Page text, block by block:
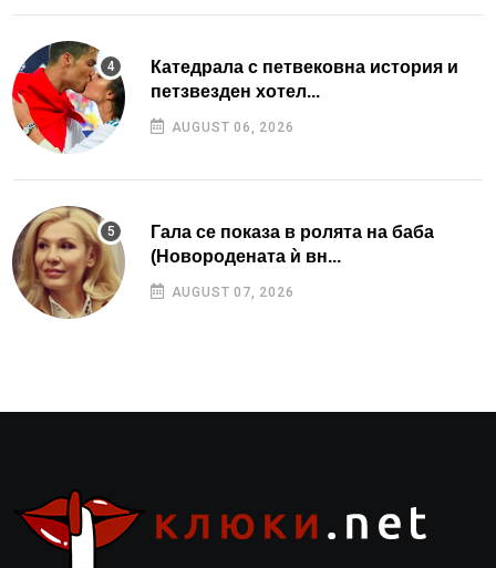
Катедрала с петвековна история и
петзвезден хотел...
AUGUST 06, 2026
Гала се показа в ролята на баба
(Новородената ѝ вн...
AUGUST 07, 2026